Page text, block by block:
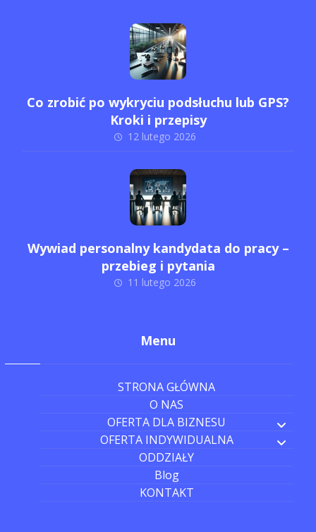
Co zrobić po wykryciu podsłuchu lub GPS?
Kroki i przepisy
12 lutego 2026
Wywiad personalny kandydata do pracy –
przebieg i pytania
11 lutego 2026
Menu
STRONA GŁÓWNA
O NAS
OFERTA DLA BIZNESU
OFERTA INDYWIDUALNA
ODDZIAŁY
Blog
KONTAKT